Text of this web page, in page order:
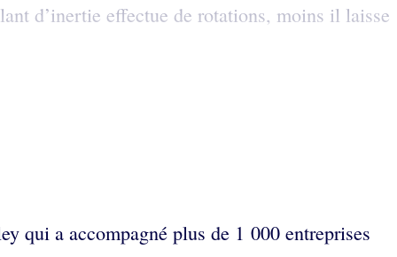
d’inertie effectue de rotations, moins il laisse
qui a accompagné plus de 1 000 entreprises